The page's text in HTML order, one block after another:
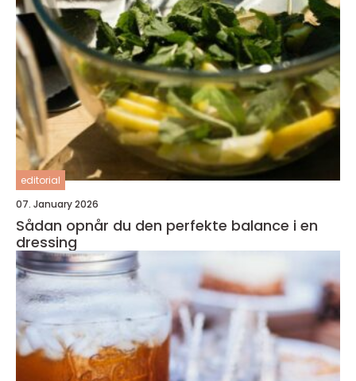
editorial
07. January 2026
Sådan opnår du den perfekte balance i en
dressing